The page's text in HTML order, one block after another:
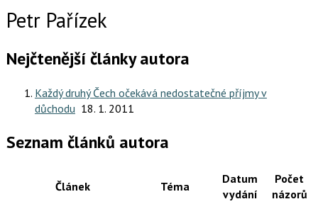
Petr Pařízek
Nejčtenější články autora
Každý druhý Čech očekává nedostatečné příjmy v
důchodu 18. 1. 2011
Seznam článků autora
Článek Téma
Datum
vydání
Počet
názorů